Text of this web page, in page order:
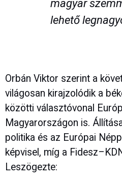
magyar
lehető
Orbán Viktor szerint a
világosan kirajzolódik a
közötti választóvonal
Magyarországon is.
politika és az Európai
képvisel, míg a
Leszögezte: